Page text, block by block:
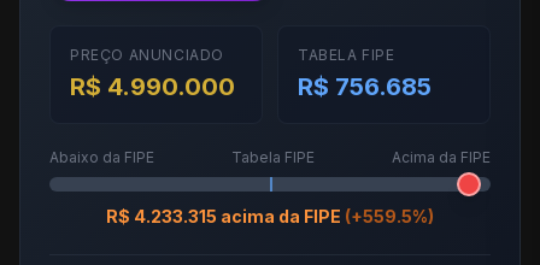
PREÇO ANUNCIADO
R$ 4.990.000
TABELA FIPE
R$ 756.685
Abaixo da FIPE Tabela FIPE Acima da FIPE
R$ 4.233.315 acima da FIPE (+559.5%)